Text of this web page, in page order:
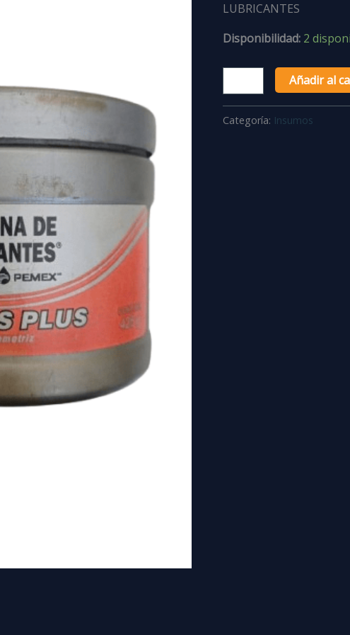
LUBRICANTES
Disponibilidad: 2
Añadir al
Categoría: Insumos